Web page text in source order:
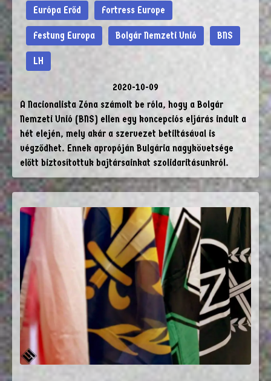
Európa Erőd Fortress Europe
Festung Europa Bolgár Nemzeti Unió BNS
LH
2020-10-09
A Nacionalista Zóna számolt be róla, hogy a Bolgár
Nemzeti Unió (BNS) ellen egy koncepciós eljárás indult a
hét elején, mely akár a szervezet betiltásával is
végződhet. Ennek apropóján Bulgária nagykövetsége
előtt biztosítottuk bajtársainkat szolidaritásunkról.